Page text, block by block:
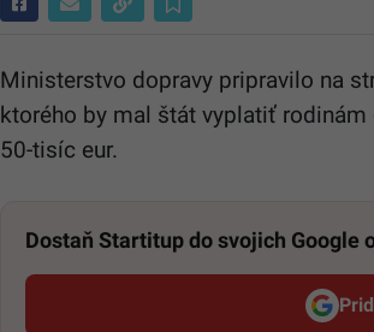
Ministerstvo dopravy pripravilo na
ktorého by mal štát vyplatiť
50-tisíc eur.
Dostaň Startitup do svojich Google